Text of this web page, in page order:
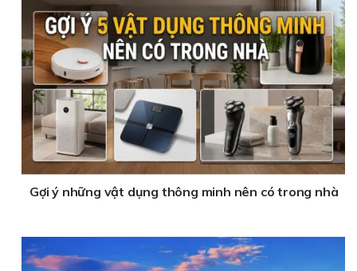
Gợi ý những vật dụng thông minh nên có trong nhà